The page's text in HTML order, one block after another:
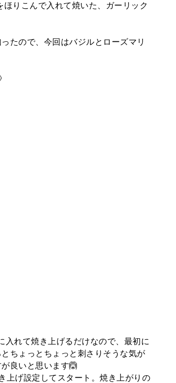
りこんで入れて焼いた、ガーリック
たので、今回はバジルとローズマリ
入れて焼き上げるだけなので、最初に
ちょっとちょっと刺さりそうな気が
良いと思います🙆
上げ設定してスタート。焼き上がりの